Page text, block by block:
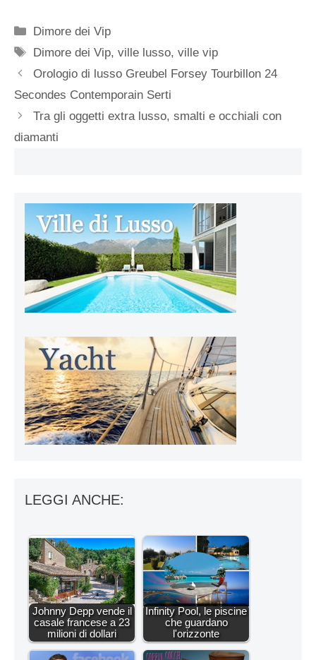
Categorie
Dimore dei Vip
Tag
Dimore dei Vip,ville lusso,ville vip
Orologio di lusso Greubel Forsey Tourbillon 24
Secondes Contemporain Serti
Tra gli oggetti extra lusso, smalti e occhiali con
diamanti
LEGGI ANCHE:
Johnny Depp vende il
casale francese a 23
milioni di dollari
Infinity Pool, le piscine
che guardano
l'orizzonte